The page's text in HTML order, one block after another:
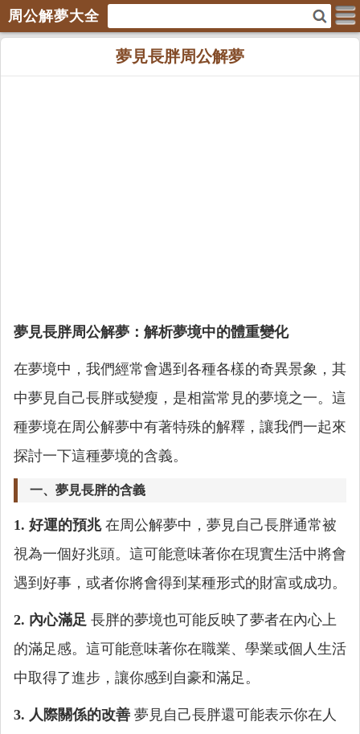
周公解夢大全
夢見長胖周公解夢
夢見長胖周公解夢：解析夢境中的體重變化
在夢境中，我們經常會遇到各種各樣的奇異景象，其
中夢見自己長胖或變瘦，是相當常見的夢境之一。這
種夢境在周公解夢中有著特殊的解釋，讓我們一起來
探討一下這種夢境的含義。
一、夢見長胖的含義
1. 好運的預兆在周公解夢中，夢見自己長胖通常被
視為一個好兆頭。這可能意味著你在現實生活中將會
遇到好事，或者你將會得到某種形式的財富或成功。
2. 內心滿足 長胖的夢境也可能反映了夢者在內心上
的滿足感。這可能意味著你在職業、學業或個人生活
中取得了進步，讓你感到自豪和滿足。
3. 人際關係的改善 夢見自己長胖還可能表示你在人